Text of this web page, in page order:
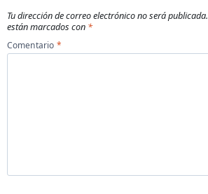
Tu dirección de correo electrónico no será publicada.
están marcados con *
Comentario *